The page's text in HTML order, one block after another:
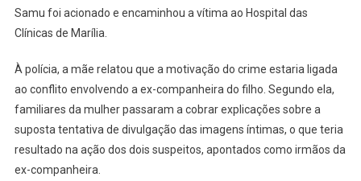
Samu foi acionado e encaminhou a vítima ao Hospital das
Clínicas de Marília.
À polícia, a mãe relatou que a motivação do crime estaria ligada
ao conflito envolvendo a ex-companheira do filho. Segundo ela,
familiares da mulher passaram a cobrar explicações sobre a
suposta tentativa de divulgação das imagens íntimas, o que teria
resultado na ação dos dois suspeitos, apontados como irmãos da
ex-companheira.